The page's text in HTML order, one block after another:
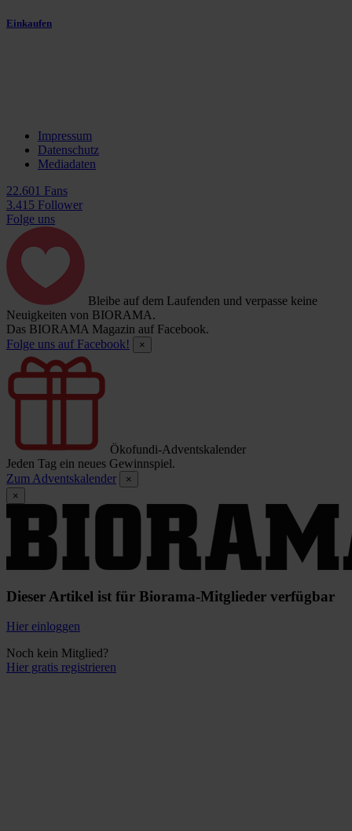
Einkaufen
Impressum
Datenschutz
Mediadaten
22.601 Fans
3.415 Follower
Folge uns
Bleibe auf dem Laufenden und verpasse keine
Neuigkeiten von BIORAMA.
Das BIORAMA Magazin auf Facebook.
Folge uns auf Facebook!
×
Ökofundi-Adventskalender
Jeden Tag ein neues Gewinnspiel.
Zum Adventskalender
×
×
Dieser Artikel ist für Biorama-Mitglieder verfügbar
Hier einloggen
Noch kein Mitglied?
Hier gratis registrieren